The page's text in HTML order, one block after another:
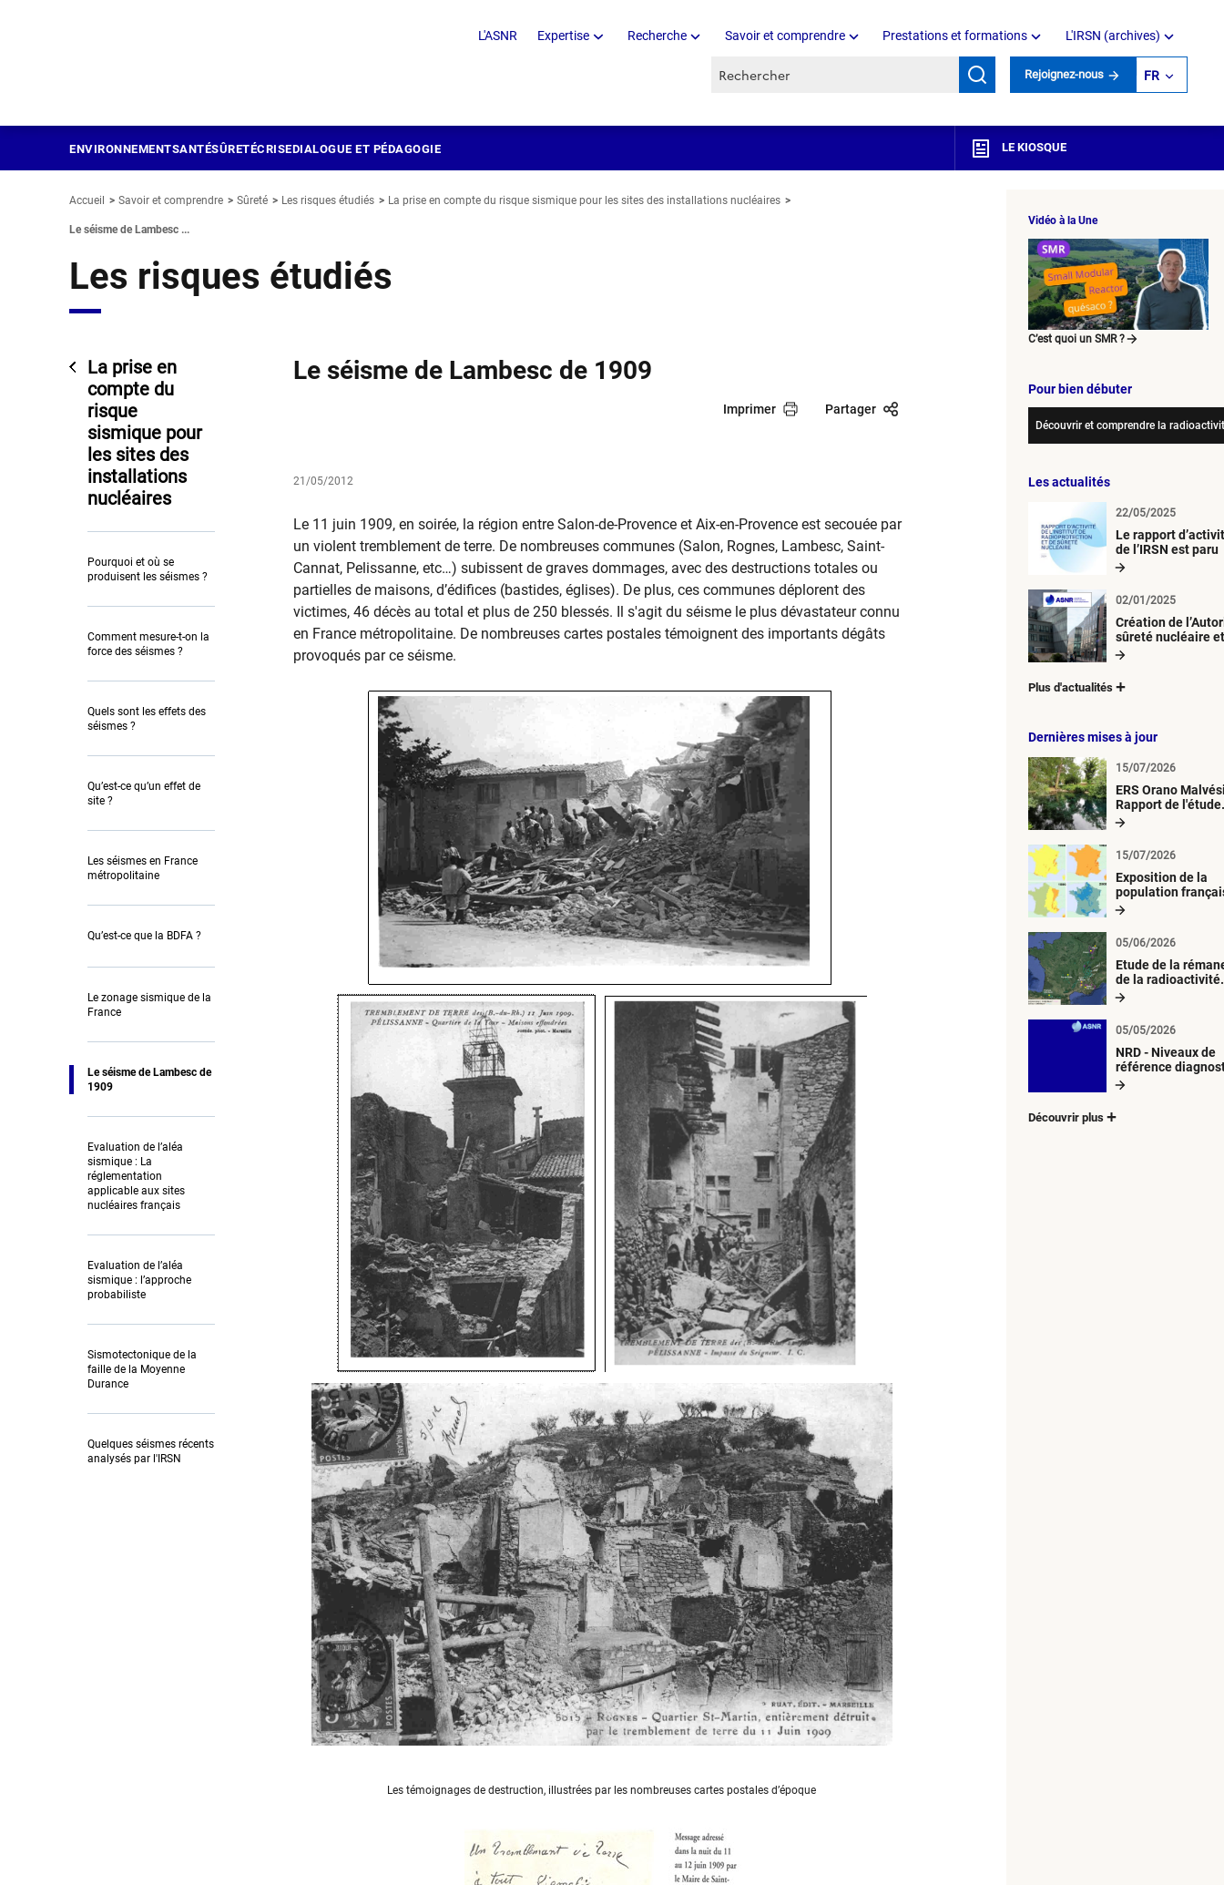
L'ASNR Expertise Recherche Savoir et comprendre Prestations et formations L'IRSN (archives)
Recherche par mots clés Rejoignez-nous FR
ENVIRONNEMENTSANTÉSÛRETÉCRISEDIALOGUE ET PÉDAGOGIE LE KIOSQUE
Accueil Savoir et comprendre Sûreté Les risques étudiés La prise en compte du risque sismique pour les sites des installations nucléaires
Le séisme de Lambesc ...
Les risques étudiés
La prise en
compte du
risque
sismique pour
les sites des
installations
nucléaires
Pourquoi et où se
produisent les séismes ?
Comment mesure-t-on la
force des séismes ?
Quels sont les effets des
séismes ?
Qu’est-ce qu’un effet de
site ?
Les séismes en France
métropolitaine
Qu’est-ce que la BDFA ?
Le zonage sismique de la
France
Le séisme de Lambesc de
1909
Evaluation de l’aléa
sismique : La
réglementation
applicable aux sites
nucléaires français
Evaluation de l’aléa
sismique : l’approche
probabiliste
Sismotectonique de la
faille de la Moyenne
Durance
Quelques séismes récents
analysés par l'IRSN
Le séisme de Lambesc de 1909
Imprimer Partager
21/05/2012
Le 11 juin 1909, en soirée, la région entre Salon-de-Provence et Aix-en-Provence est secouée par
un violent tremblement de terre. De nombreuses communes (Salon, Rognes, Lambesc, Saint-
Cannat, Pelissanne, etc…) subissent de graves dommages, avec des destructions totales ou
partielles de maisons, d’édifices (bastides, églises). De plus, ces communes déplorent des
victimes, 46 décès au total et plus de 250 blessés. Il s'agit du séisme le plus dévastateur connu
en France métropolitaine. De nombreuses cartes postales témoignent des importants dégâts
provoqués par ce séisme.
Les témoignages de destruction, illustrées par les nombreuses cartes postales d’époque
Vidéo à la Une
C’est quoi un SMR ?
Pour bien débuter
Découvrir et comprendre la
Les actualités
Le rapport
de l’IRSN est paru
22/05/2025
Création de
sûreté nucléaire
radioprotection
02/01/2025
Plus d'actualités
Dernières mises à jour
ERS Orano
Rapport de l'étude
radiologique du
15/07/2026
Exposition de la
population
métropolitaine
atmosphériques
radioactives
15/07/2026
Etude de la
de la radioactivité
d’origine
05/06/2026
NRD - Niveaux de
référence
05/05/2026
Découvrir plus